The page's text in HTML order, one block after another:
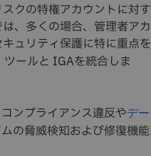
クの特権アカウントに対す
、多くの場合、管理者アカ
ュリティ保護に特に重点を
ツールと IGAを統合しま
ンプライアンス違反やデー
の脅威検知および修復機能